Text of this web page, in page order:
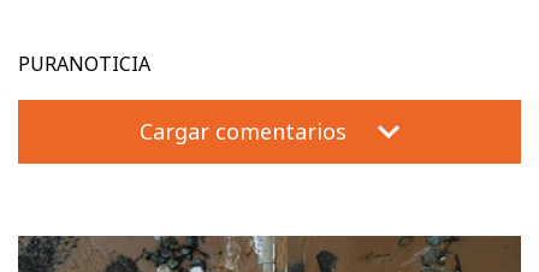
PURANOTICIA
Cargar comentarios